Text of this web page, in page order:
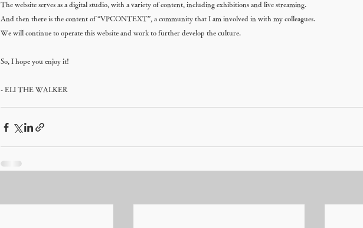
The website serves as a digital studio, with a variety of content, including exhibitions and live streaming.
And then there is the content of “VPCONTEXT”, a community that I am involved in with my colleagues.
We will continue to operate this website and work to further develop the culture.
So, I hope you enjoy it!
- ELI THE WALKER